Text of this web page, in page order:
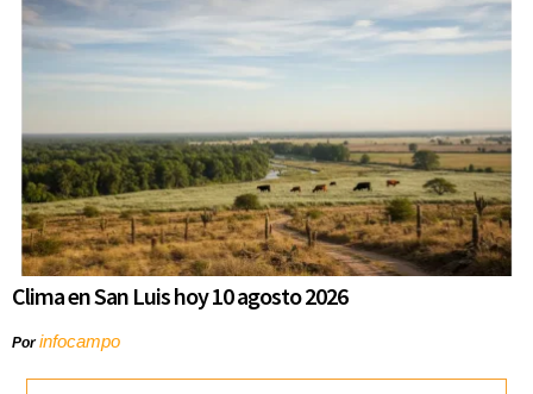
Clima en San Luis hoy 10 agosto 2026
Porinfocampo